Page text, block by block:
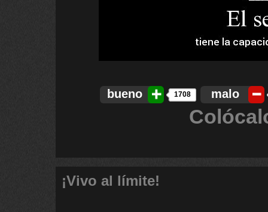
bueno 1708 malo
¡Vivo al límite!